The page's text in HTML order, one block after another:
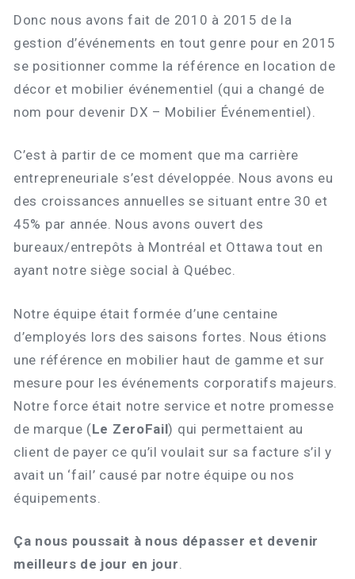
Donc nous avons fait de 2010 à 2015 de la
gestion d’événements en tout genre pour en 2015
se positionner comme la référence en location de
décor et mobilier événementiel (qui a changé de
nom pour devenir DX – Mobilier Événementiel).
C’est à partir de ce moment que ma carrière
entrepreneuriale s’est développée. Nous avons eu
des croissances annuelles se situant entre 30 et
45% par année. Nous avons ouvert des
bureaux/entrepôts à Montréal et Ottawa tout en
ayant notre siège social à Québec.
Notre équipe était formée d’une centaine
d’employés lors des saisons fortes. Nous étions
une référence en mobilier haut de gamme et sur
mesure pour les événements corporatifs majeurs.
Notre force était notre service et notre promesse
de marque (Le ZeroFail) qui permettaient au
client de payer ce qu’il voulait sur sa facture s’il y
avait un ‘fail’ causé par notre équipe ou nos
équipements.
Ça nous poussait à nous dépasser et devenir
meilleurs de jour en jour.